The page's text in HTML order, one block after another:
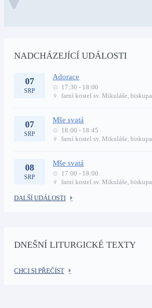
NADCHÁZEJÍCÍ UDÁLOSTI
07
SRP
Adorace
17:30 - 18:00
farní kostel sv. Mikuláše, biskupa
07
SRP
Mše svatá
18:00 - 18:45
farní kostel sv. Mikuláše, biskupa
08
SRP
Mše svatá
17:00 - 18:00
farní kostel sv. Mikuláše, biskupa
DALŠÍ UDÁLOSTI
DNEŠNÍ LITURGICKÉ TEXTY
CHCI SI PŘEČÍST